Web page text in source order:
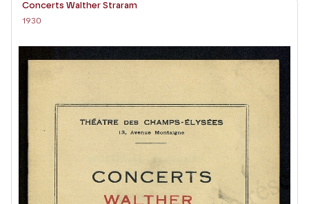
Concerts Walther Straram
1930